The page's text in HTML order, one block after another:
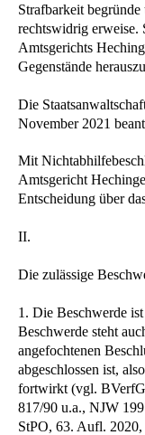
Strafbarkeit
rechtswidrig erweise.
Amtsgerichts
Gegenstände
Die
November 2021
Mit
Amtsgericht
Entscheidung über
II.
Die zulässige
1. Die Beschwerde
Beschwerde steht
angefochtenen
abgeschlossen ist,
fortwirkt (vgl.
817/90 u.a., NJW
StPO, 63. Aufl.